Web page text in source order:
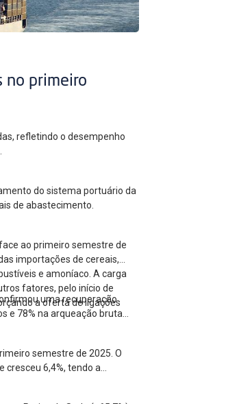
no primeiro
refletindo o desempenho
do sistema portuário da
de abastecimento.
ao primeiro semestre de
importações de cereais,
e amoníaco. A carga
fatores, pelo início de
a oferta de ligações
uma recuperação
e 78% na arqueação bruta
semestre de 2025. O
cresceu 6,4%, tendo a